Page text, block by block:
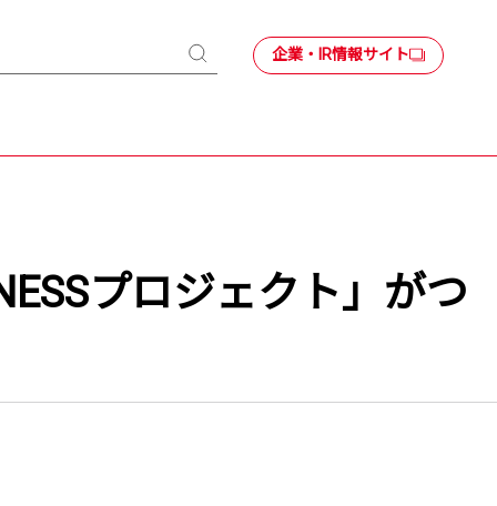
検
企業・IR情報サイト
プロジェクト」がつ